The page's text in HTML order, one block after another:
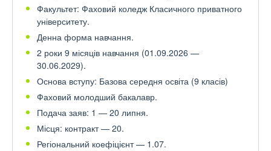
Факультет: Фаховий коледж Класичного приватного
університету.
Денна форма навчання.
2 роки 9 місяців навчання (01.09.2026 —
30.06.2029).
Основа вступу: Базова середня освіта (9 класів)
Фаховий молодший бакалавр.
Подача заяв: 1 — 20 липня.
Місця: контракт — 20.
Регіональний коефіцієнт — 1.07.